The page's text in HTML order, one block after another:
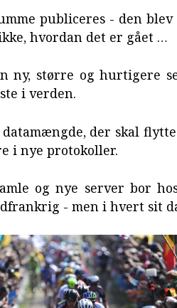
publiceres - den
hvordan det er gået …
ny, større og hurtigere
i verden.
der skal
i nye protokoller.
og nye server bor
- men i hvert sit